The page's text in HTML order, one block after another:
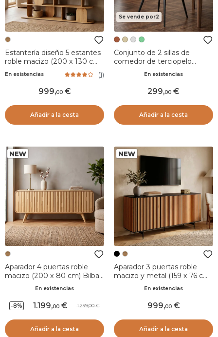
Estantería diseño 5 estantes
roble macizo (200 x 130 cm)
En existencias (1)
999,00
Añadir a la cesta
Se vende por2
Conjunto de 2 sillas de
comedor de terciopelo
Orka CognacEn existencias
299,00
Añadir a la cesta
Aparador 4 puertas roble
macizo (200 x 80 cm) Bilbao
En existencias
-8% 1.199,00 1.299,00
Añadir a la cesta
Aparador 3 puertas roble
macizo y metal (159 x 76 cm)
En existencias
999,00
Añadir a la cesta